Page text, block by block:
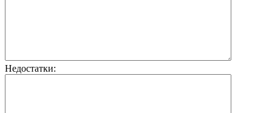
Недостатки: